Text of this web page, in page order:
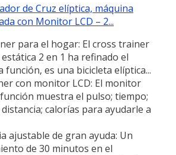
de Cruz elíptica, máquina
con Monitor LCD – 2...
para el hogar: El cross trainer
2 en 1 ha refinado el
función, es una bicicleta elíptica...
con monitor LCD: El monitor
muestra el pulso; tiempo;
calorías para ayudarle a
ajustable de gran ayuda: Un
de 30 minutos en el